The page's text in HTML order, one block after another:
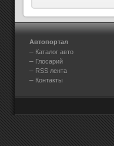
Автопортал
– Каталог авто
– Глосарий
– RSS лента
– Контакты